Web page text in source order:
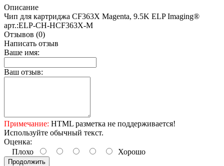
Описание
Чип для картриджа CF363X Magenta, 9.5K ELP Imaging®
арт.:ELP-CH-HCF363X-M
Отзывов (0)
Написать отзыв
Ваше имя:
Ваш отзыв:
Примечание: HTML разметка не поддерживается!
Используйте обычный текст.
Оценка:
Плохо
Хорошо
Продолжить